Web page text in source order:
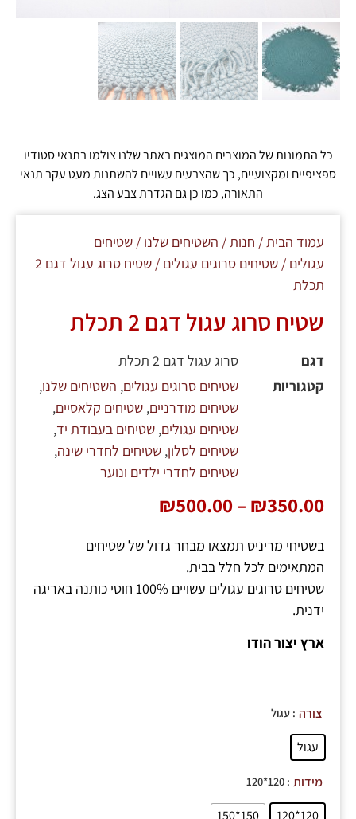
כל התמונות של המוצרים המוצגים באתר שלנו צולמו בתנאי סטודיו
ספציפיים ומקצועיים, כך שהצבעים עשויים להשתנות מעט עקב תנאי
התאורה, כמו כן גם הגדרת צבע הצג.
עמוד הבית/ חנות/ השטיחים שלנו / שטיחים
עגולים / שטיחים סרוגים עגולים
/ שטיח סרוג עגול דגם 2
תכלת
שטיח סרוג עגול דגם 2 תכלת
דגם
סרוג עגול דגם 2 תכלת
קטגוריות
שטיחים סרוגים עגולים, השטיחים שלנו,
שטיחים מודרניים, שטיחים קלאסיים,
שטיחים עגולים, שטיחים בעבודת יד,
שטיחים לסלון, שטיחים לחדרי שינה,
שטיחים לחדרי ילדים ונוער
₪350.00
–
₪500.00
בשטיחי מריניס תמצאו מבחר גדול של שטיחים
המתאימים לכל חלל בבית.
שטיחים סרוגים עגולים עשויים 100% חוטי כותנה באריגה
ידנית.
ארץ יצור הודו
צורה : עגול
עגול
מידות : 120*120
120*120
150*150